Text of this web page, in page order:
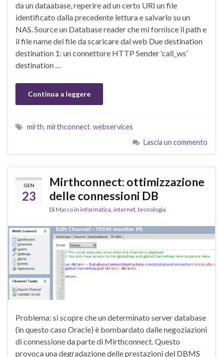
da un dataabase, reperire ad un certo URI un file
identificato dalla precedente lettura e salvarlo su un
NAS. Source un Database reader che mi fornisce il path e
il file name del file da scaricare dal web Due destination
destination 1: un connettore HTTP Sender ‘call_ws’
destination …
Continua a leggere
mirth, mirthconnect, webservices
Lascia un commento
GEN
23
Mirthconnect: ottimizzazione
delle connessioni DB
DiMarcoin informatica, internet, tecnologia
Problema: si scopre che un determinato server database
(in questo caso Oracle) è bombardato dalle negoziazioni
di connessione da parte di Mirthconnect. Questo
provoca una degradazione delle prestazioni del DBMS